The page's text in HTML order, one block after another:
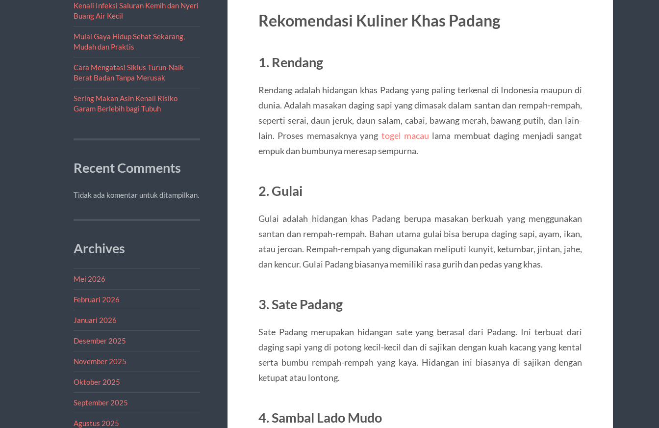
Kenali Infeksi Saluran Kemih dan Nyeri
Buang Air Kecil
Mulai Gaya Hidup Sehat Sekarang,
Mudah dan Praktis
Cara Mengatasi Siklus Turun-Naik
Berat Badan Tanpa Merusak
Sering Makan Asin Kenali Risiko
Garam Berlebih bagi Tubuh
Recent Comments
Tidak ada komentar untuk ditampilkan.
Archives
Mei 2026
Februari 2026
Januari 2026
Desember 2025
November 2025
Oktober 2025
September 2025
Agustus 2025
Rekomendasi Kuliner Khas Padang
1. Rendang
Rendang adalah hidangan khas Padang yang paling terkenal di Indonesia maupun di
dunia. Adalah masakan daging sapi yang dimasak dalam santan dan rempah-rempah,
seperti serai, daun jeruk, daun salam, cabai, bawang merah, bawang putih, dan lain-
lain. Proses memasaknya yang togel macau lama membuat daging menjadi sangat
empuk dan bumbunya meresap sempurna.
2. Gulai
Gulai adalah hidangan khas Padang berupa masakan berkuah yang menggunakan
santan dan rempah-rempah. Bahan utama gulai bisa berupa daging sapi, ayam, ikan,
atau jeroan. Rempah-rempah yang digunakan meliputi kunyit, ketumbar, jintan, jahe,
dan kencur. Gulai Padang biasanya memiliki rasa gurih dan pedas yang khas.
3. Sate Padang
Sate Padang merupakan hidangan sate yang berasal dari Padang. Ini terbuat dari
daging sapi yang di potong kecil-kecil dan di sajikan dengan kuah kacang yang kental
serta bumbu rempah-rempah yang kaya. Hidangan ini biasanya di sajikan dengan
ketupat atau lontong.
4. Sambal Lado Mudo